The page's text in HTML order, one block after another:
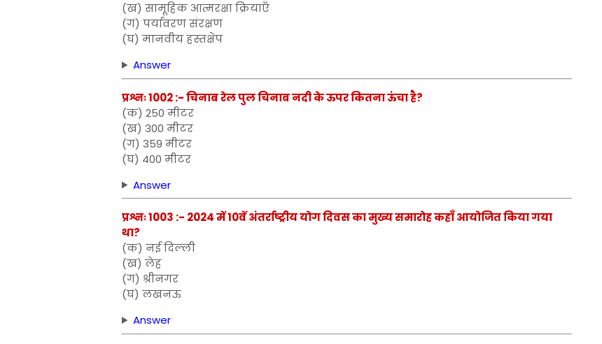
(ख) सामूहिक आत्मरक्षा क्रियाएँ
(ग) पर्यावरण संरक्षण
(घ) मानवीय हस्तक्षेप
Answer
प्रश्नः 1002 :- चिनाब रेल पुल चिनाब नदी के ऊपर कितना ऊंचा है?
(क) 250 मीटर
(ख) 300 मीटर
(ग) 359 मीटर
(घ) 400 मीटर
Answer
प्रश्नः 1003 :- 2024 में 10वें अंतर्राष्ट्रीय योग दिवस का मुख्य समारोह कहाँ आयोजित किया गया
था?
(क) नई दिल्ली
(ख) लेह
(ग) श्रीनगर
(घ) लखनऊ
Answer